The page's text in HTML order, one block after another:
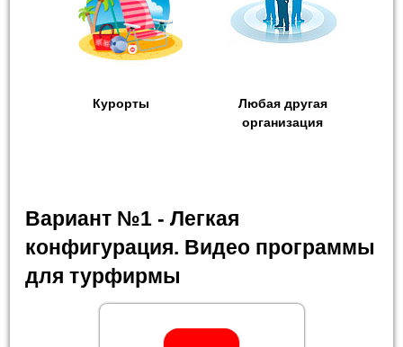
Курорты
Любая другая
организация
Вариант №1 - Легкая
конфигурация. Видео программы
для турфирмы